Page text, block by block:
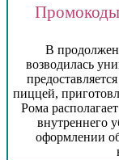
В
возводилась
пиццей,
Рома
внутреннего
оформлении